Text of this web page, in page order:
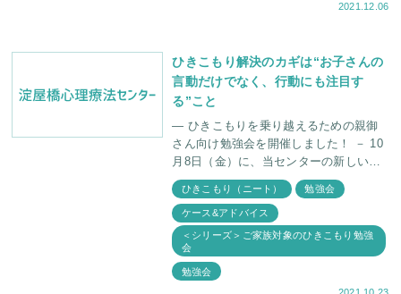
2021.12.06
ひきこもり解決のカギは“お子さんの
言動だけでなく、行動にも注目す
る”こと
― ひきこもりを乗り越えるための親御
さん向け勉強会を開催しました！ － 10
月8日（金）に、当センターの新しい試
みとしてひきこもりを乗り越えるための
親御さん向け勉強会を開催しました。今
回が記念す
ひきこもり（ニート） 勉強会
ケース&アドバイス
＜シリーズ＞ご家族対象のひきこもり勉強
会
勉強会
2021.10.23